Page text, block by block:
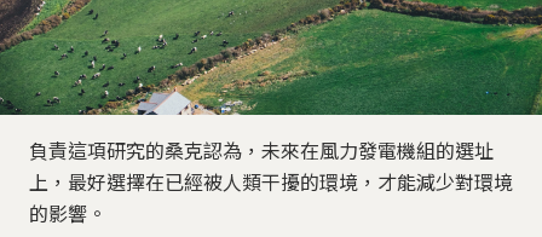
負責這項研究的桑克認為，未來在風力發電機組的選址
上，最好選擇在已經被人類干擾的環境，才能減少對環境
的影響。